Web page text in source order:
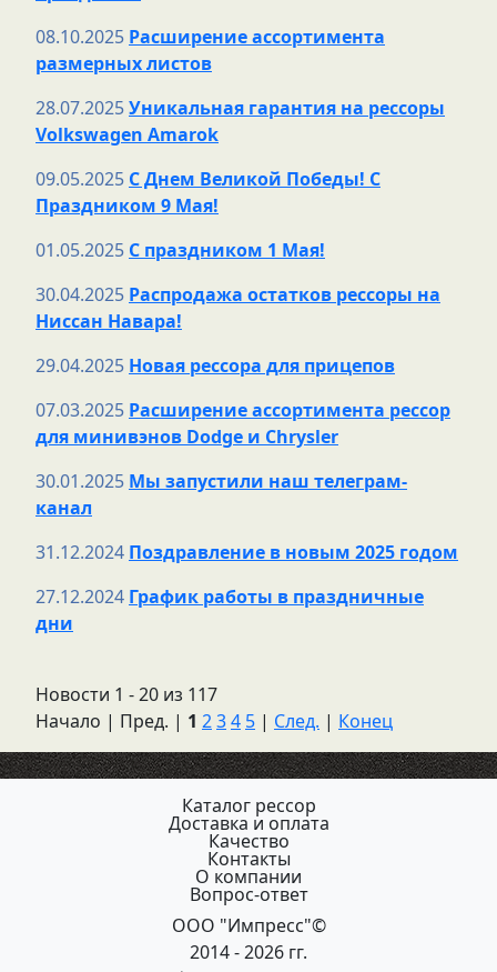
08.10.2025 Расширение ассортимента
размерных листов
28.07.2025Уникальная гарантия на рессоры
Volkswagen Amarok
09.05.2025 С Днем Великой Победы! С
Праздником 9 Мая!
01.05.2025 С праздником 1 Мая!
30.04.2025 Распродажа остатков рессоры на
Ниссан Навара!
29.04.2025 Новая рессора для прицепов
07.03.2025 Расширение ассортимента рессор
для минивэнов Dodge и Chrysler
30.01.2025 Мы запустили наш телеграм-
канал
31.12.2024 Поздравление в новым 2025 годом
27.12.2024 График работы в праздничные
дни
Новости 1 - 20 из 117
Начало | Пред. | 1 234 5 | След. | Конец
Каталог рессор
Доставка и оплата
Качество
Контакты
О компании
Вопрос-ответ
ООО "Импресс"©
2014 - 2026 гг.